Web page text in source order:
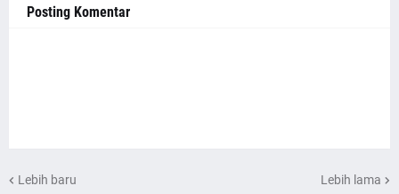
Posting Komentar
Lebih baru Lebih lama